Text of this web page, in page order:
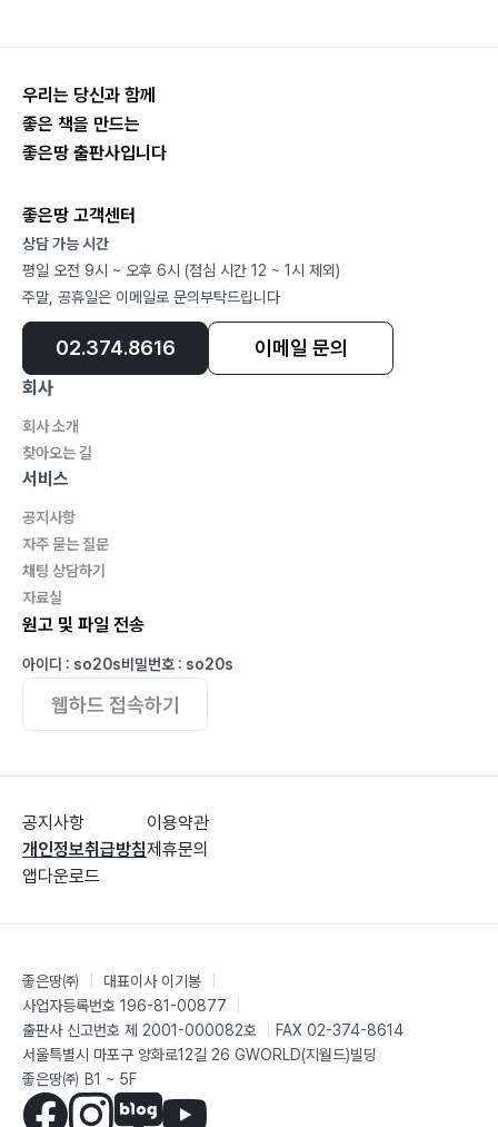
우리는 당신과 함께
좋은 책을 만드는
좋은땅 출판사입니다
좋은땅 고객센터
상담 가능 시간
평일 오전 9시 ~ 오후 6시 (점심 시간 12 ~ 1시 제외)
주말, 공휴일은 이메일로 문의부탁드립니다
02.374.8616 이메일 문의
회사
회사 소개
찾아오는 길
서비스
공지사항
자주 묻는 질문
채팅 상담하기
자료실
원고 및 파일 전송
아이디 : so20s비밀번호 : so20s
웹하드 접속하기
공지사항
개인정보취급방침
앱다운로드
이용약관
제휴문의
좋은땅㈜ 대표이사 이기봉
사업자등록번호 196-81-00877
출판사 신고번호 제 2001-000082호
FAX 02-374-8614
서울특별시 마포구 양화로12길 26 GWORLD(지월드)빌딩
좋은땅㈜ B1 ~ 5F